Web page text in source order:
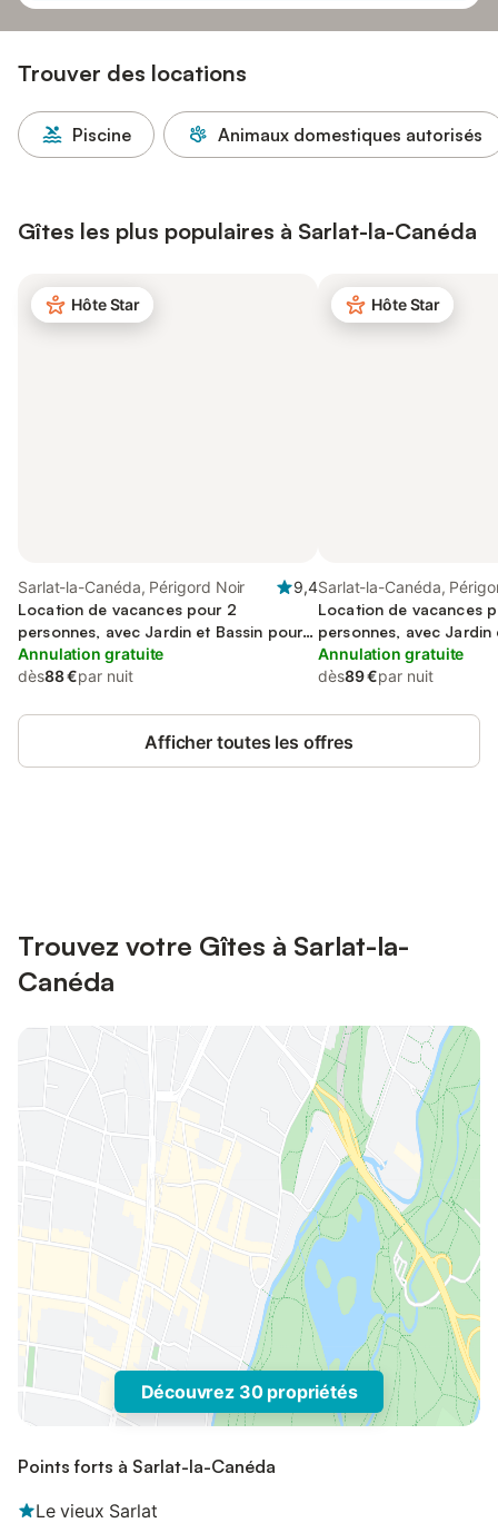
Trouver des locations
Piscine Animaux domestiques autorisés
Gîtes les plus populaires à Sarlat-la-Canéda
Hôte Star
Sarlat-la-Canéda, Périgord Noir
9,4
Location de vacances pour 2
personnes, avec Jardin et Bassin pour
enfant
Annulation gratuite
dès88 €par nuit
Hôte Star
Sarlat-la-Canéda,
Location de vacances
personnes, avec Jardin
enfant
Annulation gratuite
dès89 €par nuit
Afficher toutes les offres
Trouvez votre Gîtes à Sarlat-la-
Canéda
Découvrez 30 propriétés
Points forts à Sarlat-la-Canéda
Le vieux Sarlat